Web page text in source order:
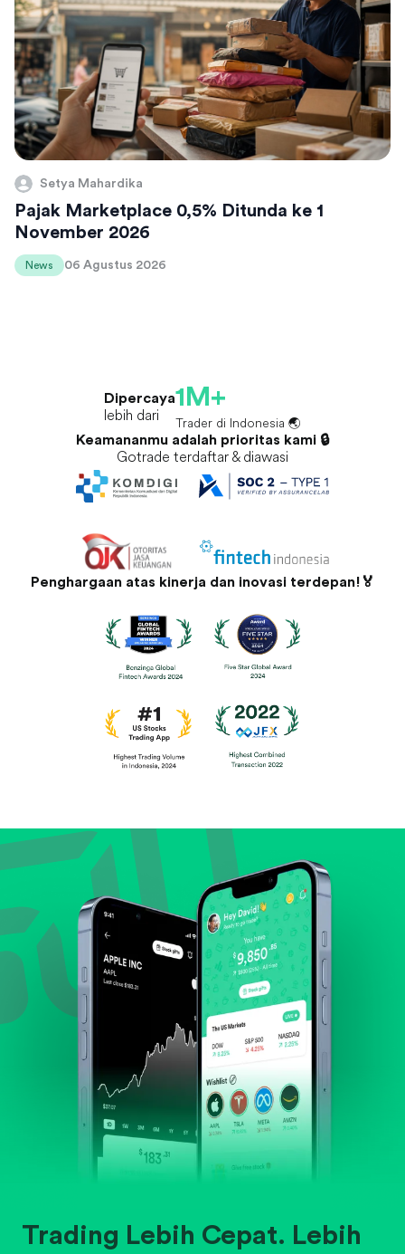
Setya Mahardika
Pajak Marketplace 0,5% Ditunda ke 1
November 2026
News 06 Agustus 2026
Dipercaya
lebih dari
1M+
Trader di Indonesia 🌏
Keamananmu adalah prioritas kami 🔒
Gotrade terdaftar & diawasi
Penghargaan atas kinerja dan inovasi terdepan!🏅
Trading Lebih Cepat. Lebih